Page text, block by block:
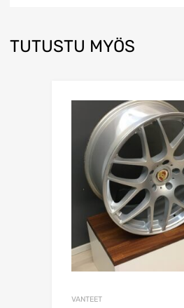
TUTUSTU MYÖS
VANTEET